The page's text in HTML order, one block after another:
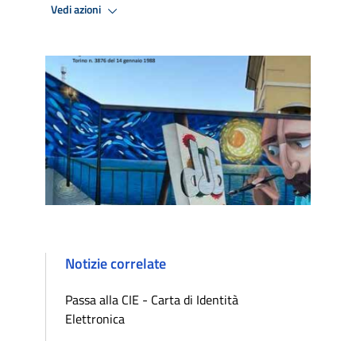
Vedi azioni
Notizie correlate
Passa alla CIE - Carta di Identità
Elettronica